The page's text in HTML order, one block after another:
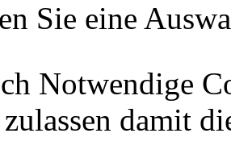
Sie eine
Notwendige
damit